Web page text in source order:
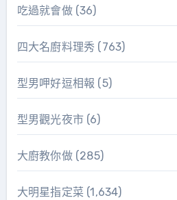
吃過就會做(36)
四大名廚料理秀 (763)
型男呷好逗相報 (5)
型男觀光夜市(6)
大廚教你做(285)
大明星指定菜 (1,634)